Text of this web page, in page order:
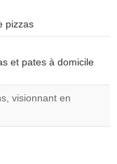
pizzas
et pates à domicile
visionnant en